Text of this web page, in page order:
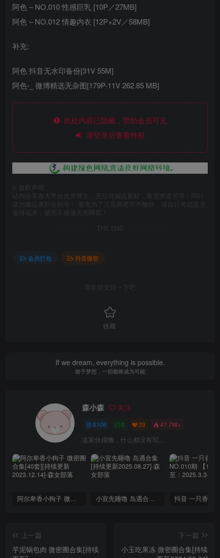
阿色 – NO.010 性感巨乳 [10P／27MB]
阿色 – NO.012 情趣内衣 [12P+2V／58MB]
补充:
阿色 抖音无水印备份[31V 55M]
阿色-_ 微博精选无杂图[179P-11V 262.85 MB]
此处内容已隐藏，赞助会员可见
请登录后查看特权
版权声明
站内分享各大平台优质博主，无任何漏点素材，有需求请另寻！同行
请勿搬运查到会封号！ 避免为了三瓜两枣而不愉快，请自行考虑是否
值得花米，感觉不值请关闭网页！
THE END
会员打包 抖音微密
喜欢就支持一下吧
收藏
If we dream, everything is possible.
敢于梦想，一切都将成为可能
森小森 关注
8106 0 29 47.7W+
这家伙很懒，什么都没有写...
阿尔卑香小狗子 微密圈合集[40套][持续更新2023.12.14] 小宣先睡噜 岛遇合集[持续更新2025.08.27]
上一篇
芋泥锅包肉 微密圈合集[持续
下一篇
小玉吃果冻 微密圈合集[持续